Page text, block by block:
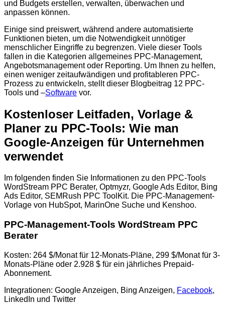
und Budgets erstellen, verwalten, überwachen und
anpassen können.
Einige sind preiswert, während andere automatisierte
Funktionen bieten, um die Notwendigkeit unnötiger
menschlicher Eingriffe zu begrenzen. Viele dieser Tools
fallen in die Kategorien allgemeines PPC-Management,
Angebotsmanagement oder Reporting. Um Ihnen zu helfen,
einen weniger zeitaufwändigen und profitableren PPC-
Prozess zu entwickeln, stellt dieser Blogbeitrag 12 PPC-
Tools und –Software vor.
Kostenloser Leitfaden, Vorlage &
Planer zu PPC-Tools: Wie man
Google-Anzeigen für Unternehmen
verwendet
Im folgenden finden Sie Informationen zu den PPC-Tools
WordStream PPC Berater, Optmyzr, Google Ads Editor, Bing
Ads Editor, SEMRush PPC ToolKit. Die PPC-Management-
Vorlage von HubSpot, MarinOne Suche und Kenshoo.
PPC-Management-Tools WordStream PPC
Berater
Kosten: 264 $/Monat für 12-Monats-Pläne, 299 $/Monat für 3-
Monats-Pläne oder 2.928 $ für ein jährliches Prepaid-
Abonnement.
Integrationen: Google Anzeigen, Bing Anzeigen, Facebook,
LinkedIn und Twitter